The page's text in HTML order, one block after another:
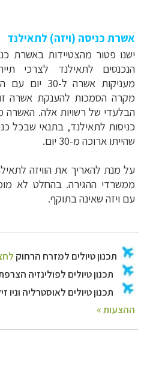
אשרת כניסה (ויזה) לתאילנד
ישנו פטור מהצטיידות באשרת
הנכנסים לתאילנד לצרכי
מעניקות אשרה
מקרה הסמכות להענקת אשרה
הבלעדי של רשויות אלה. האשרה
כניסות לתאילנד, בתנאי שבכל
שהייתו ארוכה מ-30 יום.
על מנת להאריך את הוויזה
ממשרדי ההגירה. בהחלט לא
עם ויזה שאינה בתוקף.